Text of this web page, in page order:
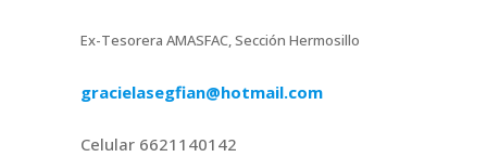
Ex-Tesorera AMASFAC, Sección Hermosillo
gracielasegfian@hotmail.com
Celular 6621140142